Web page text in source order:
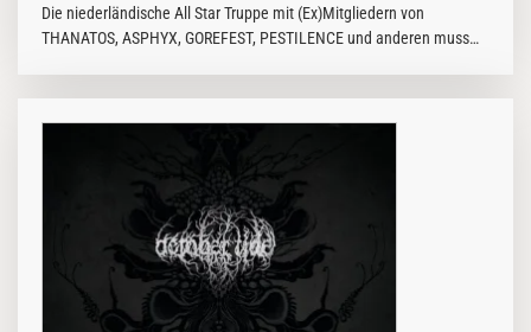
Die niederländische All Star Truppe mit (Ex)Mitgliedern von
THANATOS, ASPHYX, GOREFEST, PESTILENCE und anderen muss